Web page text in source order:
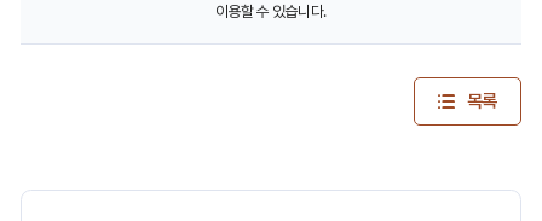
이용할 수 있습니다.
목록